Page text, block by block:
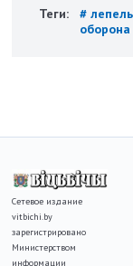
Теги: #
оборона
Сетевое издание
vitbichi.by
зарегистрировано
Министерством
информации